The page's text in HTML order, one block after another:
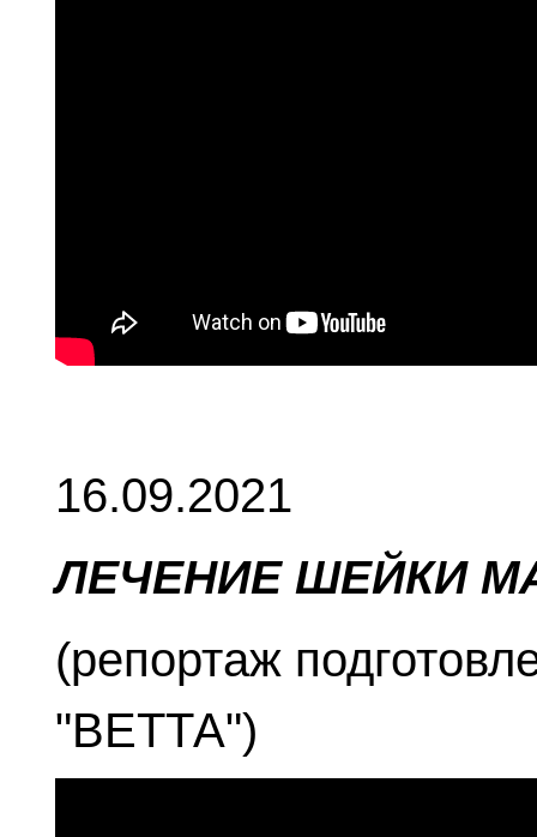
16.09.2021
ЛЕЧЕНИЕ ШЕЙКИ
(репортаж
"ВЕТТА")